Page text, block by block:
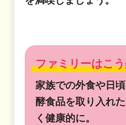
ファミリーはこ
家族での外食や日
酵食品を取り入れ
く健康的に。